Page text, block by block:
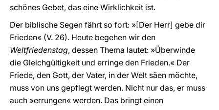
schönes Gebet, das eine Wirklichkeit ist.
Der biblische Segen fährt so fort: »[Der Herr] gebe dir
Frieden« (V. 26). Heute begehen wir den
Weltfriedenstag, dessen Thema lautet: »Überwinde
die Gleichgültigkeit und erringe den Frieden.« Der
Friede, den Gott, der Vater, in der Welt säen möchte,
muss von uns gepflegt werden. Nicht nur das, er muss
auch »errungen« werden. Das bringt einen